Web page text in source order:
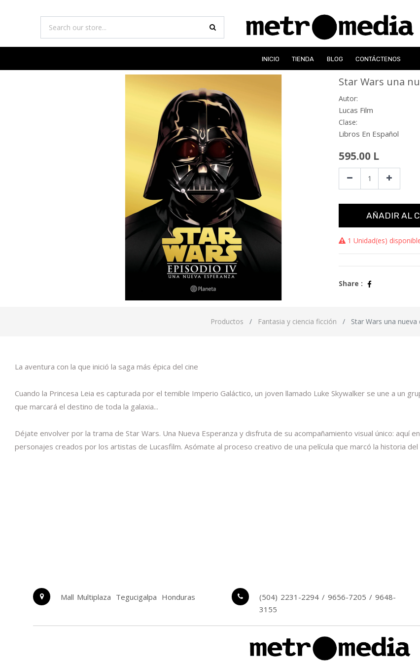
INICIO TIENDA BLOG CONTÁCTENOS
Star Wars una
Autor:
Lucas Film
Clase:
Libros En Español
595.00 L
AÑADIR AL
1 Unidad(es)
Share :
Productos Fantasia y ciencia ficción Star Wars una nueva
La aventura con la que inició la saga más épica del cine
Cuando la Princesa Leia es capturada por el temible Imperio Galáctico, un joven llamado Luke Skywalker se une a un
que marcará el destino de toda la galaxia...
Déjate envolver por la trama de Star Wars. Una Nueva Esperanza y disfruta de su acompañamiento visual único: aquí
personajes creados por los artistas de Lucasfilm. Asómate al proceso creativo de una película que marcó la historia del
Mall Multiplaza Tegucigalpa Honduras
(504) 2231-2294 / 9656-7205 / 9648-
3155